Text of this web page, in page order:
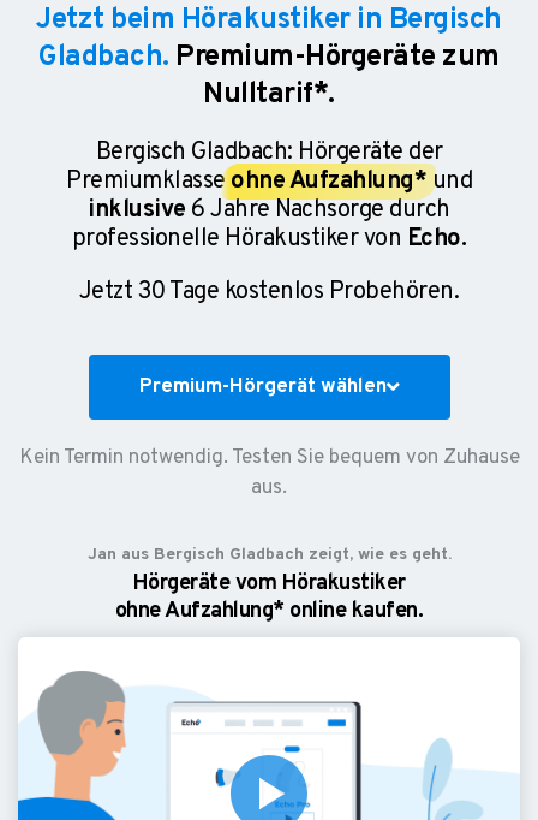
Jetzt beim Hörakustiker in Bergisch
Gladbach. Premium-Hörgeräte zum
Nulltarif*.
Bergisch Gladbach: Hörgeräte der
Premiumklasseohne Aufzahlung* und
inklusive 6 Jahre Nachsorge durch
professionelle Hörakustiker von Echo.
Jetzt 30 Tage kostenlos Probehören.
Premium-Hörgerät wählen
Kein Termin notwendig. Testen Sie bequem von Zuhause
aus.
Jan aus Bergisch Gladbach zeigt, wie es geht.
Hörgeräte vom Hörakustiker
ohne Aufzahlung* online kaufen.